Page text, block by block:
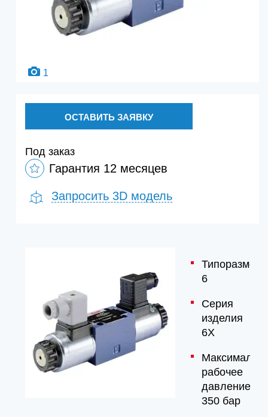
1
ОСТАВИТЬ ЗАЯВКУ
Под заказ
Гарантия 12 месяцев
Запросить 3D модель
Типоразмер
6
Серия
изделия
6X
рабочее
давление
350 бар